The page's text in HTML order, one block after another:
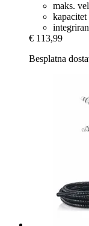
maks.
€ 113,99
Besplatna